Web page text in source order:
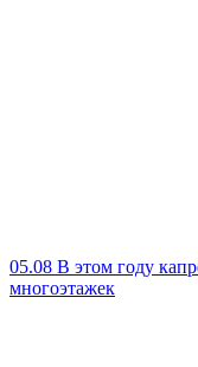
05.08 В этом году
многоэтажек